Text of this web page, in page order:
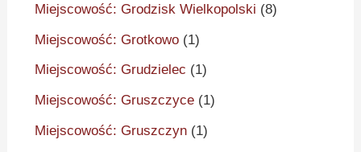
Miejscowość: Grodzisk Wielkopolski (8)
Miejscowość: Grotkowo (1)
Miejscowość: Grudzielec (1)
Miejscowość: Gruszczyce (1)
Miejscowość: Gruszczyn (1)